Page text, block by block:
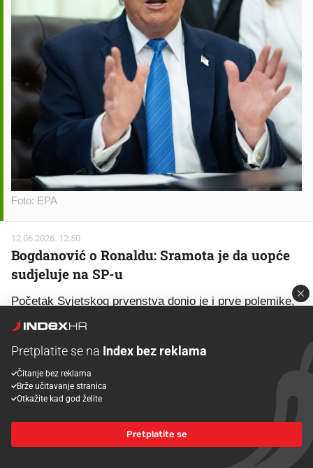
Foto: EPA
12.06.2026. 12:50
Bogdanović o Ronaldu: Sramota je da uopće
sudjeluje na SP-u
Početak Svjetskog prvenstva donio je i prve polemike,
a za jednu od njih pobrinuo se nekadašnji nogometaš i
studija Radio-televizije Srbije ponovno je privukao
pozornost javnosti svojim izravnim komentarima, a
ovoga puta na meti njegovih kritika našao se Cristiano
Gostujući u programu RTS-a, Bogdanović je ocijenio da
je prisutnost portugalske zvijezde na Mundijalu
Pretplatite se na Index bez reklama
Čitanje bez reklama
Brže učitavanje stranica
Otkažite kad god želite
Pretplatite se